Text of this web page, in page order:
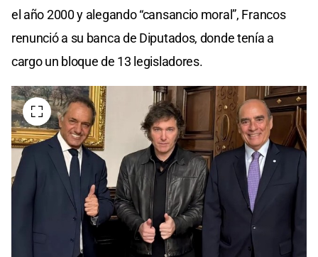
el año 2000 y alegando “cansancio moral”, Francos
renunció a su banca de Diputados, donde tenía a
cargo un bloque de 13 legisladores.